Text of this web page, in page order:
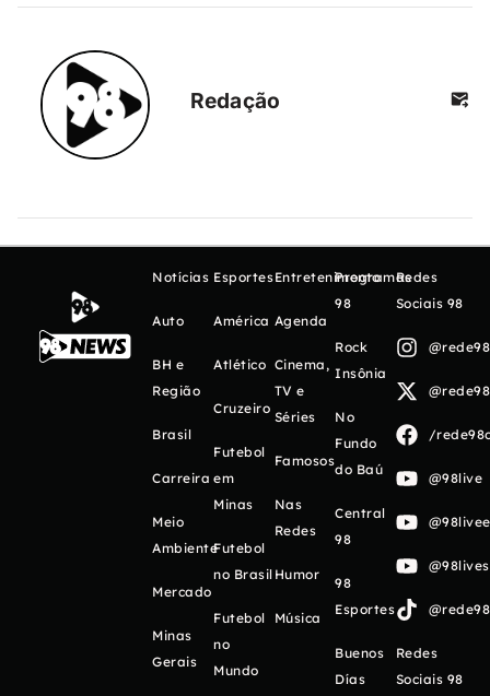
Redação
Notícias
Auto
BH e
Região
Brasil
Carreira
Meio
Ambiente
Mercado
Minas
Gerais
Esportes
América
Atlético
Cruzeiro
Futebol
em
Minas
Futebol
no Brasil
Futebol
no
Mundo
Entretenimento
Agenda
Cinema,
TV e
Séries
Famosos
Nas
Redes
Humor
Música
Programas
98
Rock
Insônia
No
Fundo
do Baú
Central
98
98
Esportes
Buenos
Días
Redes
Sociais 98
/
@98live
Redes
Sociais 98